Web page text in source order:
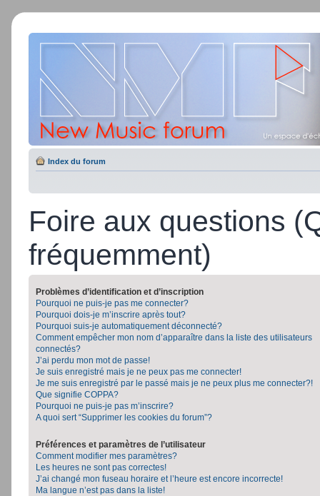
Index du forum
Foire aux questions
fréquemment)
Problèmes d’identification et d’inscription
Pourquoi ne puis-je pas me connecter?
Pourquoi dois-je m’inscrire après tout?
Pourquoi suis-je automatiquement déconnecté?
Comment empêcher mon nom d’apparaître dans la liste des utilisateurs
connectés?
J’ai perdu mon mot de passe!
Je suis enregistré mais je ne peux pas me connecter!
Je me suis enregistré par le passé mais je ne peux plus me connecter?!
Que signifie COPPA?
Pourquoi ne puis-je pas m’inscrire?
A quoi sert “Supprimer les cookies du forum”?
Préférences et paramètres de l’utilisateur
Comment modifier mes paramètres?
Les heures ne sont pas correctes!
J’ai changé mon fuseau horaire et l’heure est encore incorrecte!
Ma langue n’est pas dans la liste!